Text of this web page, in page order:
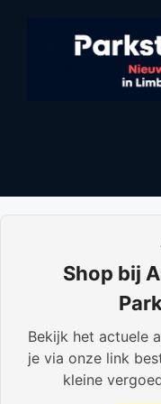
Shop bij
Bekijk het actuele
je via onze link
kleine